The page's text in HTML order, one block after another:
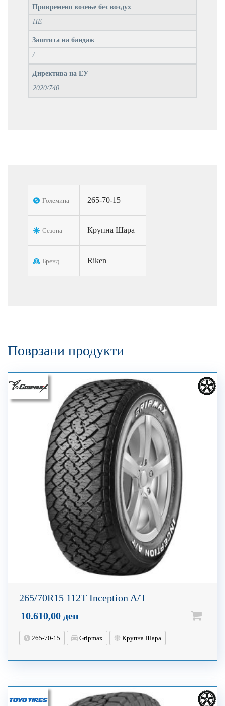
Привремено возење без воздух
НЕ
Заштита на бандаж
/
Директива на ЕУ
2020/740
Големина 265-70-15
Сезона Крупна Шара
Бренд Riken
Поврзани продукти
265/70R15 112T Inception A/T
10.610,00 ден
265-70-15 Gripmax Крупна Шара